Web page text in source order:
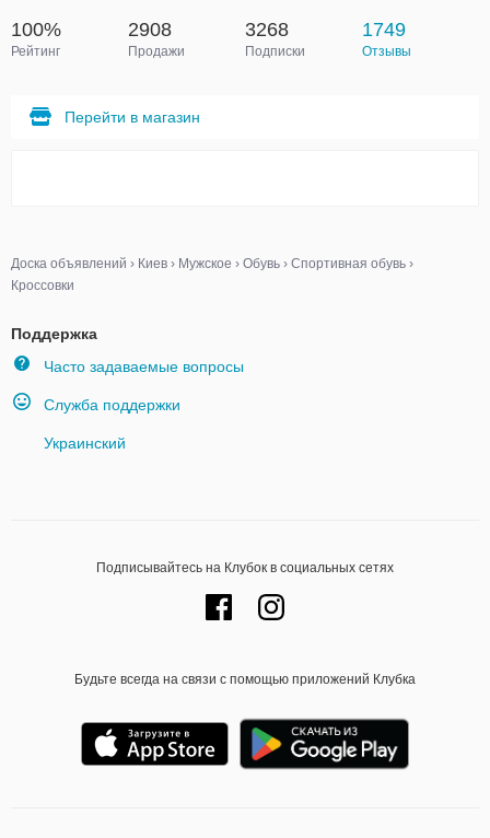
100%
Рейтинг
2908
Продажи
3268
Подписки
1749
Отзывы
Перейти в магазин
Доска объявлений › Киев › Мужское › Обувь › Спортивная обувь ›
Кроссовки
Поддержка
Часто задаваемые вопросы
Служба поддержки
Украинский
Подписывайтесь на Клубок в социальных сетях
Будьте всегда на связи с помощью приложений Клубка